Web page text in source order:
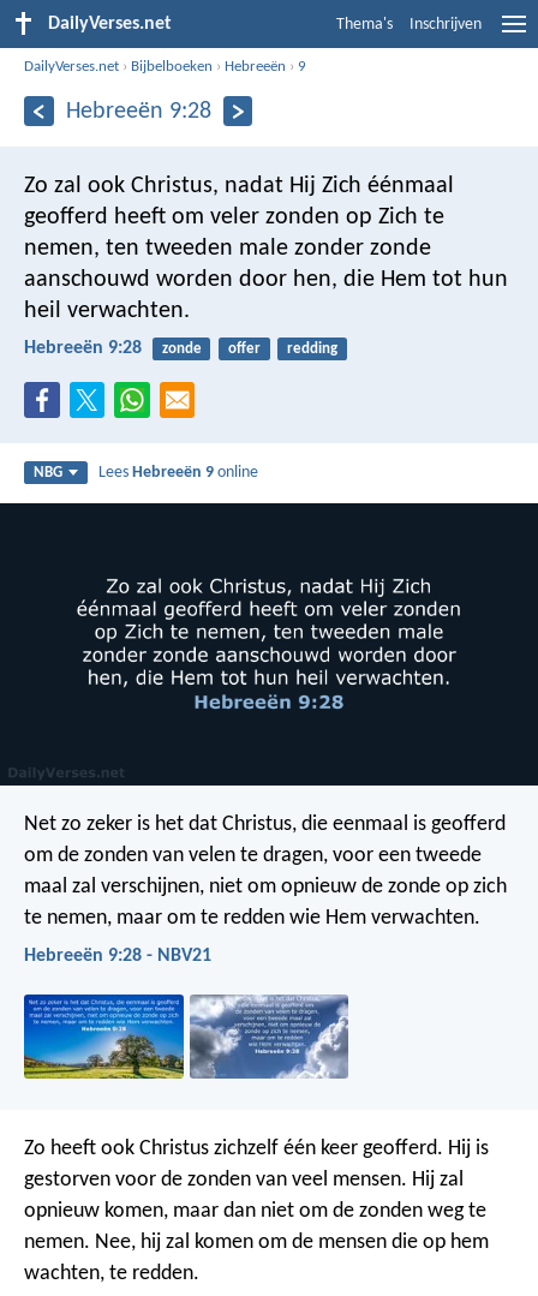
DailyVerses.net Thema's Inschrijven
DailyVerses.net › Bijbelboeken › Hebreeën › 9
Hebreeën 9:28
Zo zal ook Christus, nadat Hij Zich éénmaal
geofferd heeft om veler zonden op Zich te
nemen, ten tweeden male zonder zonde
aanschouwd worden door hen, die Hem tot hun
heil verwachten.
Hebreeën 9:28 zonde offer redding
NBG LeesHebreeën 9 online
Net zo zeker is het dat Christus, die eenmaal is geofferd
om de zonden van velen te dragen, voor een tweede
maal zal verschijnen, niet om opnieuw de zonde op zich
te nemen, maar om te redden wie Hem verwachten.
Hebreeën 9:28 - NBV21
Zo heeft ook Christus zichzelf één keer geofferd. Hij is
gestorven voor de zonden van veel mensen. Hij zal
opnieuw komen, maar dan niet om de zonden weg te
nemen. Nee, hij zal komen om de mensen die op hem
wachten, te redden.